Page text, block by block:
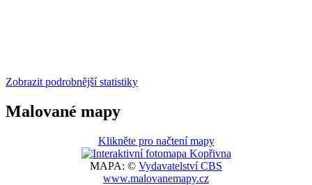
Zobrazit podrobnější statistiky
Malované mapy
Klikněte pro načtení mapy
MAPA: © Vydavatelství CBS
www.malovanemapy.cz